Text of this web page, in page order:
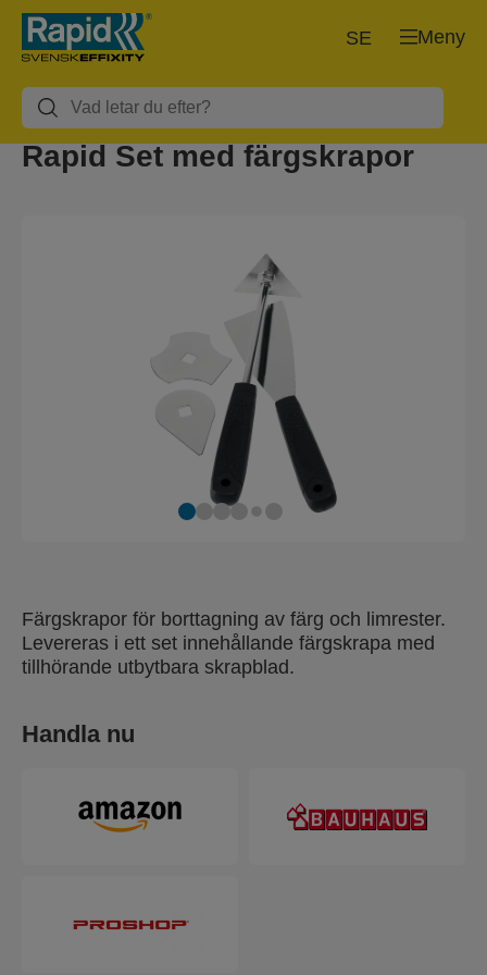
Meny
SE
Rapid Set med färgskrapor
Färgskrapor för borttagning av färg och limrester.
Levereras i ett set innehållande färgskrapa med
tillhörande utbytbara skrapblad.
Handla nu